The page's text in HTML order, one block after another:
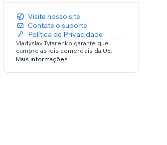
Visite nosso site
Contate o suporte
Política de Privacidade
Vladyslav Tytarenko garante que
cumpre as leis comerciais da UE.
Mais informações